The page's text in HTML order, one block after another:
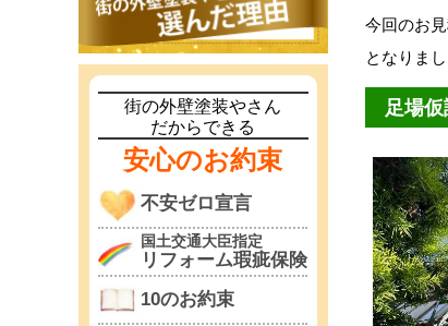
今回のお
となりまし
足場仮
街の外壁塗装やさん
だからできる
安心のお約束
不安ゼロ宣言
国土交通大臣指定
リフォーム瑕疵保険
10のお約束